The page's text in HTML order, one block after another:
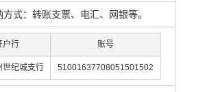
式：转账支票、电汇、网银等。
户行 账号
世纪城支行 51001637708051501502